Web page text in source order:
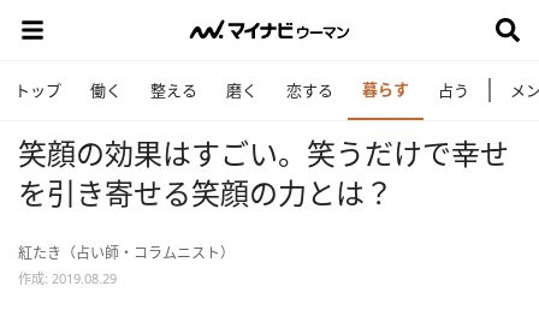
トップ 働く 整える 磨く 恋する 暮らす 占う メ
笑顔の効果はすごい。笑うだけで幸せ
を引き寄せる笑顔の力とは？
紅たき（占い師・コラムニスト）
作成: 2019.08.29